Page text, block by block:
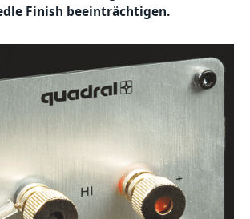
Finish beeinträchtigen.